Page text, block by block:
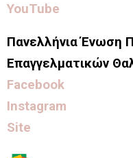
YouTube
Πανελλήνια Ένωση
Επαγγελματικών
Facebook
Instagram
Site